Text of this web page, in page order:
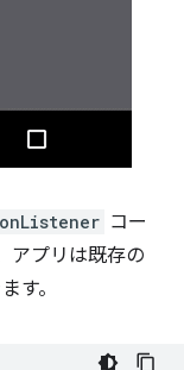
コー
アプリは既存の
す。